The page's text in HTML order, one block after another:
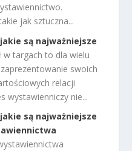
jak sztuczna...
są najważniejsze
w targach to dla wielu
swoich
relacji
wystawienniczy nie...
są najważniejsze